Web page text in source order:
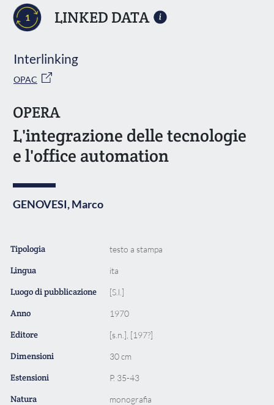
1 LINKED DATA
Interlinking
OPAC
OPERA
L'integrazione delle tecnologie
e l'office automation
GENOVESI, Marco
Tipologia testo a stampa
Lingua ita
Luogo di pubblicazione [S.l.]
Anno 1970
Editore [s.n.], [197?]
Dimensioni 30 cm
Estensioni P. 35-43
Natura monografia